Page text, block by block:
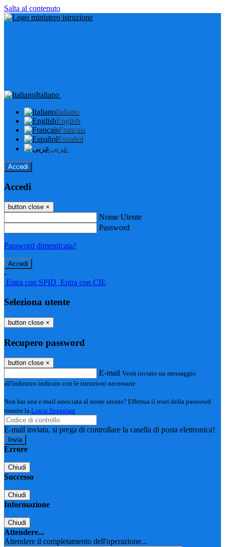
Salta al contenuto
Italiano
Italiano
English
Français
Español
عربى
Accedi
Accedi
button close ×
Nome Utente
Password
Password dimenticata?
-
Entra con SPID Entra con CIE
Seleziona utente
button close ×
Recupero password
button close ×
E-mail Verrà inviato un messaggio
all'indirizzo indicato con le istruzioni necessarie.
Non hai una e-mail associata al nome utente? Effettua il reset della password
tramite la Login Spaggiari
E-mail inviata, si prega di controllare la casella di posta elettronica!
Errore
Chiudi
Successo
Chiudi
Informazione
Chiudi
Attendere...
Attendere il completamento dell'operazione...